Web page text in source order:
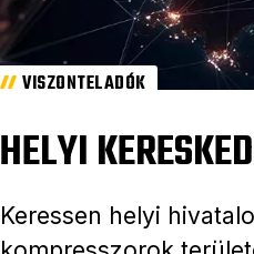
VISZONTELADÓK
HELYI
Keressen helyi